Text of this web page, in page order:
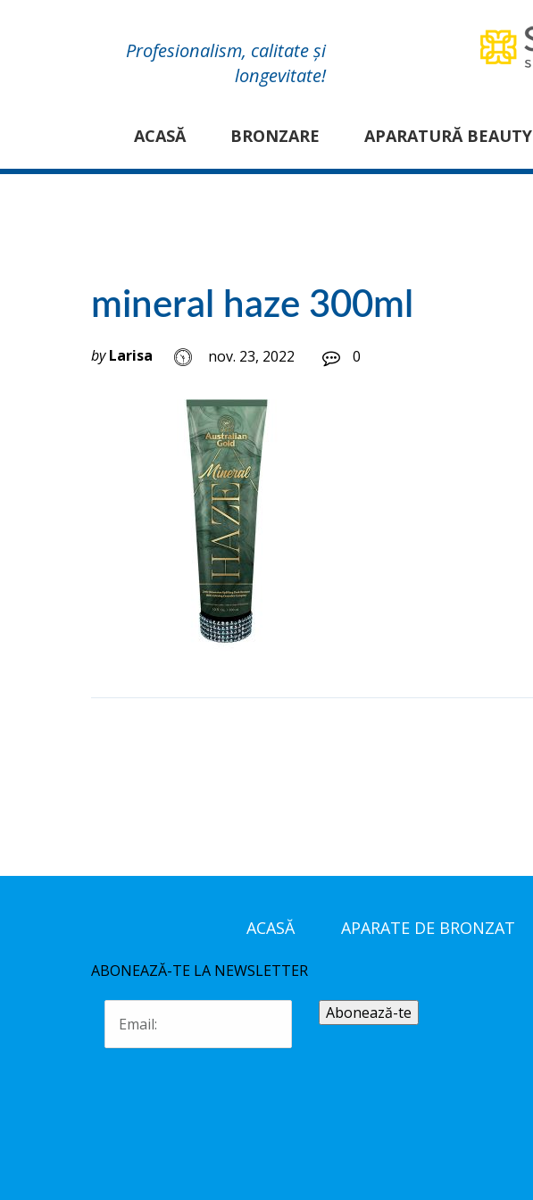
Profesionalism, calitate și
longevitate!
ACASĂ BRONZARE APARATURĂ BEAUTY
mineral haze 300ml
by Larisa nov. 23, 2022 0
ACASĂ APARATE DE BRONZAT
ABONEAZĂ-TE LA NEWSLETTER